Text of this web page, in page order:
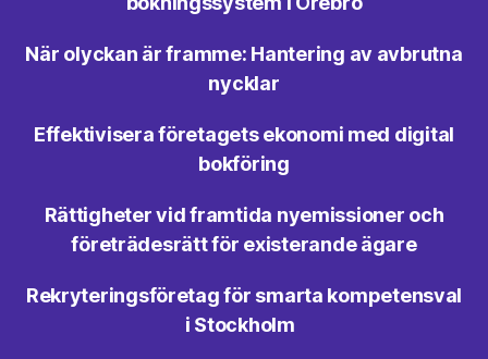
När olyckan är framme: Hantering av avbrutna
nycklar
Effektivisera företagets ekonomi med digital
bokföring
Rättigheter vid framtida nyemissioner och
företrädesrätt för existerande ägare
Rekryteringsföretag för smarta kompetensval
i Stockholm